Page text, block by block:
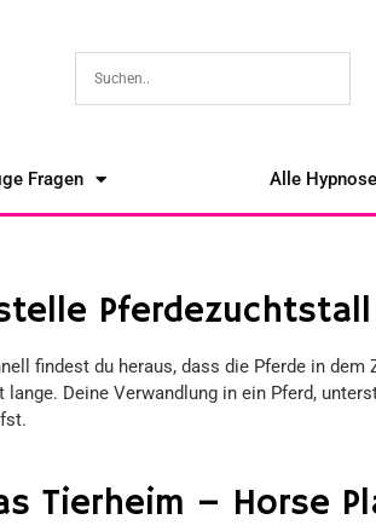
Fragen Alle
Pferdezuchtstall
findest du heraus, dass die Pferde in
Deine Verwandlung in ein Pferd,
Tierheim – Horse